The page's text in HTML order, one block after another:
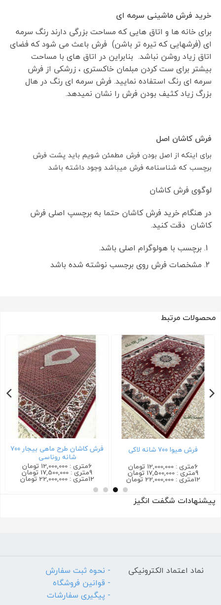
خرید فرش ماشینی سرمه ای
برای خانه ها و اتاق هایی که مساحت بزرگی دارند رنگ سرمه
ای (فرشهایی که تیره تر باشن) فرش باعث می شود که فضای
اتاق زیاد روشن نباشد. بنابراین در اتاق های با مساحت
بیشتر برای ست کردن مبلمان خاکستری ، زرشکی از فرش
سرمه ای رنگ استفاده نمایید. فرش سرمه ای رنگ در هال
بزرگ زیاد کثیف بودن فرش را نشان نمیدهد.
فرش کاشان اصل
برای اینکه از اصل بودن فرش مطمئن شویم باید پشت فرش
برچسب که شناسنامه فرش میباشد وجود داشته باشد
لوگوی فرش کاشان
در هنگام خرید فرش کاشان حتما به برچسپ اصلی فرش
کاشان دقت کنید.
برچسب با هولوگرام اصلی باشد.
مشخصات فرش روی برجسب نوشته شده باشد
محصولات مرتبط
فرش هیوا ۷۰۰ شانه لاکی
6متری : 12,000,000 تومان
9متری : 17,500,000 تومان
12متری : 22,000,000 تومان
فرش کاشان طرح ماهی بیجار ۷۰۰
شانه روناسی
6متری : 12,000,000 تومان
9متری : 17,500,000 تومان
12متری : 22,000,000 تومان
پیشنهادات شگفت انگیز
نماد اعتماد الکترونیکی
- نحوه ثبت سفارش
- قوانین فروشگاه
- پیگیری سفارشات